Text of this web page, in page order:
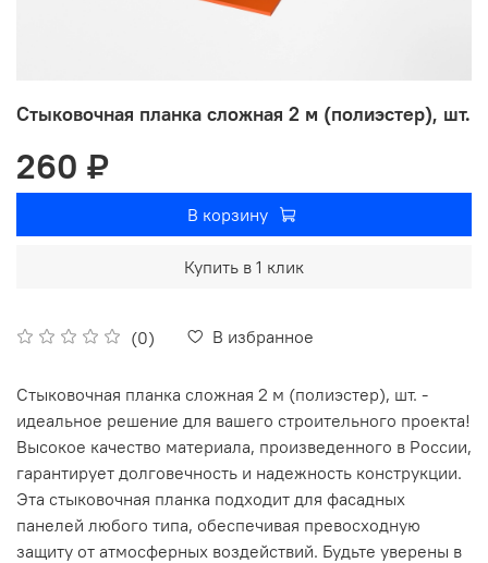
Стыковочная планка сложная 2 м (полиэстер), шт.
(0) В избранное
260 ₽
В корзину
Купить в 1 клик
Стыковочная планка сложная 2 м (полиэстер), шт. -
идеальное решение для вашего строительного проекта!
Высокое качество материала, произведенного в России,
гарантирует долговечность и надежность конструкции.
Эта стыковочная планка подходит для фасадных
панелей любого типа, обеспечивая превосходную
защиту от атмосферных воздействий. Будьте уверены в